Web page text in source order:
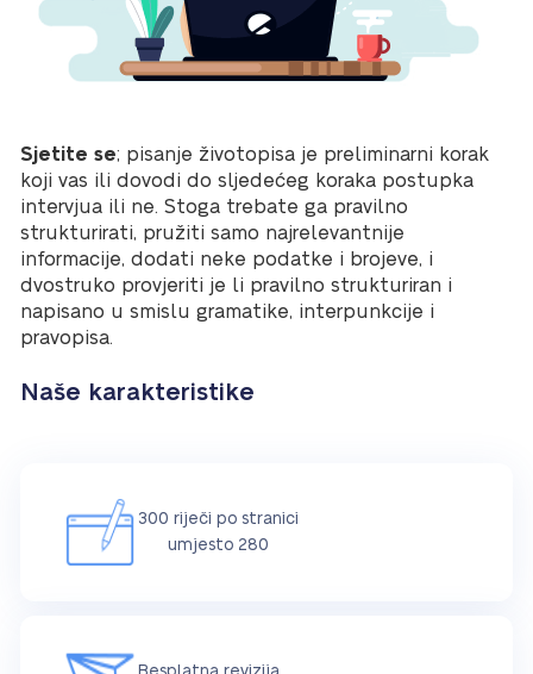
Sjetite se; pisanje životopisa je preliminarni korak
koji vas ili dovodi do sljedećeg koraka postupka
intervjua ili ne. Stoga trebate ga pravilno
strukturirati, pružiti samo najrelevantnije
informacije, dodati neke podatke i brojeve, i
dvostruko provjeriti je li pravilno strukturiran i
napisano u smislu gramatike, interpunkcije i
pravopisa.
Naše karakteristike
300 riječi po stranici
umjesto 280